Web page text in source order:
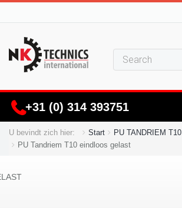
+31 (0) 314 393751
U bevindt zich hier: Start
PU TANDRIEM T10
PU Tandriem T10 eindloos gelast